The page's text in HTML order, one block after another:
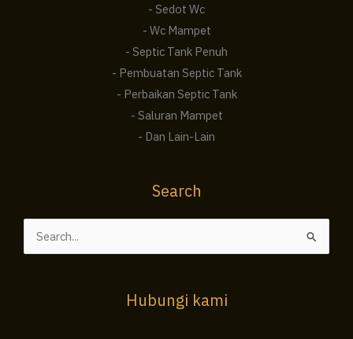
- Sedot Wc
- Wc Mampet
- Septic Tank Penuh
- Pembuatan Septic Tank
- Perbaikan Septic Tank
- Saluran Mampet
- Dan Lain-Lain
Search
Cari
Hubungi kami